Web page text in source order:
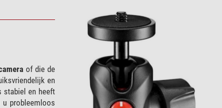
of die de
en
stabiel en heeft
u probleemloos